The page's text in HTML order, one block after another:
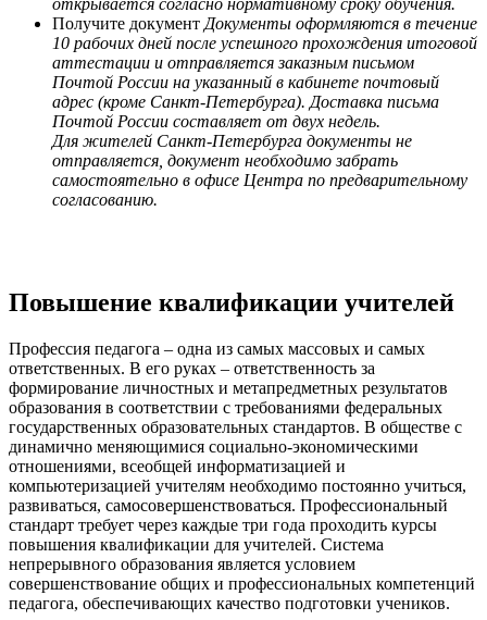
открывается согласно нормативному сроку обучения.
Получите документ Документы оформляются в течение
10 рабочих дней после успешного прохождения итоговой
аттестации и отправляется заказным письмом
Почтой России на указанный в кабинете почтовый
адрес (кроме Санкт-Петербурга). Доставка письма
Почтой России составляет от двух недель.
Для жителей Санкт-Петербурга документы не
отправляется, документ необходимо забрать
самостоятельно в офисе Центра по предварительному
согласованию.
Повышение квалификации учителей
Профессия педагога – одна из самых массовых и самых
ответственных. В его руках – ответственность за
формирование личностных и метапредметных результатов
образования в соответствии с требованиями федеральных
государственных образовательных стандартов. В обществе с
динамично меняющимися социально-экономическими
отношениями, всеобщей информатизацией и
компьютеризацией учителям необходимо постоянно учиться,
развиваться, самосовершенствоваться. Профессиональный
стандарт требует через каждые три года проходить курсы
повышения квалификации для учителей. Система
непрерывного образования является условием
совершенствование общих и профессиональных компетенций
педагога, обеспечивающих качество подготовки учеников.